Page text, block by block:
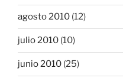
agosto 2010 (12)
julio 2010 (10)
junio 2010 (25)